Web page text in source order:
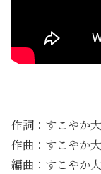
作詞：すこやか
作曲：すこやか
編曲：すこやか